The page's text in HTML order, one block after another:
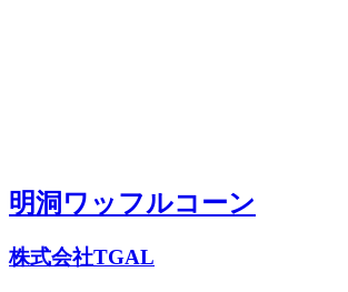
明洞ワッフルコーン
株式会社TGAL